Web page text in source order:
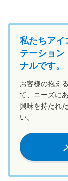
私たちアイ
テーション
ナルです。
お客様の抱え
て、ニーズに
興味を持たれ
い。